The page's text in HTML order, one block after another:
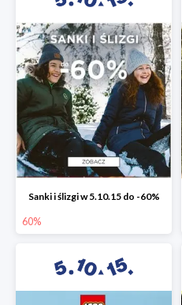
Sanki i ślizgi w 5.10.15 do -60%
60%